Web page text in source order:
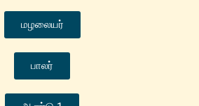
மழலையர்
பாலர்